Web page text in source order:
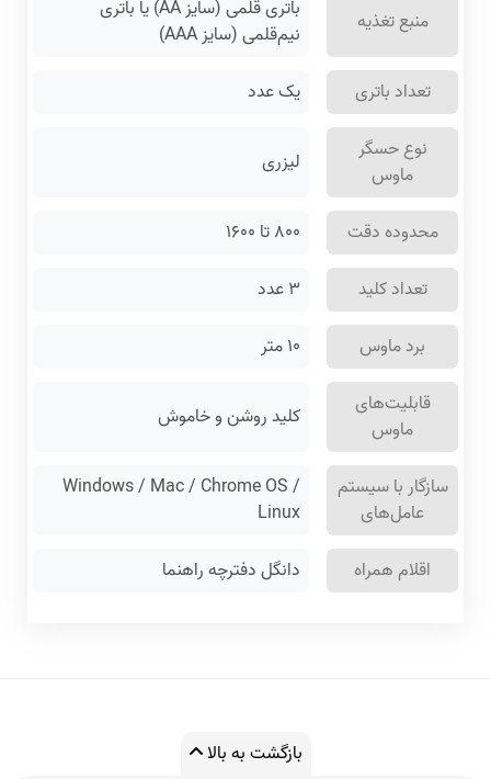
منبع تغذیه
باتری قلمی (سایز AA) یا باتری
نیم‌قلمی (سایز AAA)
تعداد باتری
یک عدد
نوع حسگر
ماوس
لیزری
محدوده دقت
۸۰۰ تا ۱۶۰۰
تعداد کلید
۳ عدد
برد ماوس
۱۰ متر
قابلیت‌های
ماوس
کلید روشن و خاموش
سازگار با سیستم‌
عامل‌های
Windows / Mac / Chrome OS /
Linux
اقلام همراه
دانگل دفترچه راهنما
بازگشت به بالا